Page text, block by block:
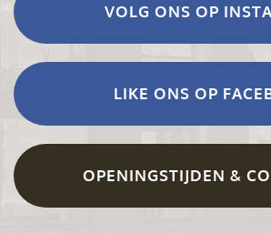
VOLG ONS OP
LIKE ONS OP
OPENINGSTIJDEN &